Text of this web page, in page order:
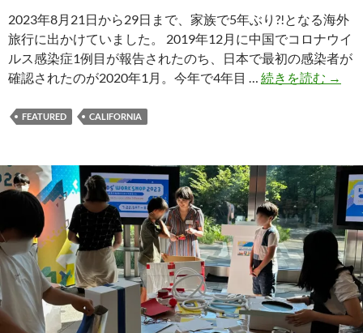
編）
2023年8月21日から29日まで、家族で5年ぶり?!となる海外
旅行に出かけていました。 2019年12月に中国でコロナウイ
ルス感染症1例目が報告されたのち、日本で最初の感染者が
確認されたのが2020年1月。今年で4年目 … 続きを読む カ
ニ
ア
縦
断！
年
ぶ
り
の
→
FEATURED CALIFORNIA